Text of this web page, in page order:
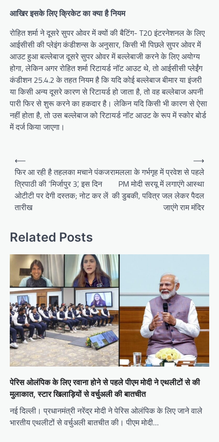
आखिर इसके लिए क्रिकेट का क्या है नियम
रोहित शर्मा ने दूसरे सुपर ओवर में क्यों की बैटिंग- T20 इंटरनेशनल के लिए
आईसीसी की प्लेइंग कंडीशन्स के अनुसार, किसी भी पिछले सुपर ओवर में
आउट हुआ बल्लेबाज दूसरे सुपर ओवर में बल्लेबाजी करने के लिए अयोग्य
होगा, लेकिन अगर रोहित शर्मा रिटायर्ड नॉट आउट थे, तो आईसीसी प्लेईंग
कंडीशन 25.4.2 के तहत नियम है कि यदि कोई बल्लेबाज बीमार या इंजरी
या किसी अन्य दूसरे कारण से रिटायर्ड हो जाता है, तो वह बल्लेबाज अपनी
पारी फिर से शुरू करने का हकदार है। लेकिन यदि किसी भी कारण से ऐसा
नहीं होता है, तो उस बल्लेबाज को रिटायर्ड नॉट आउट के रूप में स्कोर बोर्ड
में दर्ज किया जाएगा।
Post
navigation
⟵
फिर आ रही है तहलका मचाने पंकज
त्रिपाठी की ‘मिर्जापुर 3’, इस दिन
ओटीटी पर देगी दस्तक; नोट कर लें
तारीख
रामलला के गर्भगृह में प्रवेश से पहले
PM मोदी सरयू में लगाएंगे आस्था
की डुबकी, पवित्र जल लेकर पैदल
जाएंगे राम मंदिर
⟶
Related Posts
पेरिस ओलंपिक के लिए रवाना होने से पहले पीएम मोदी ने एथलीटों से की
मुलाकात, स्टार खिलाड़ियों से वर्चुअली की बातचीत
नई दिल्ली। प्रधानमंत्री नरेंद्र मोदी ने पेरिस ओलंपिक के लिए जाने वाले
भारतीय एथलीटों से वर्चुअली बातचीत की। पीएम मोदी…